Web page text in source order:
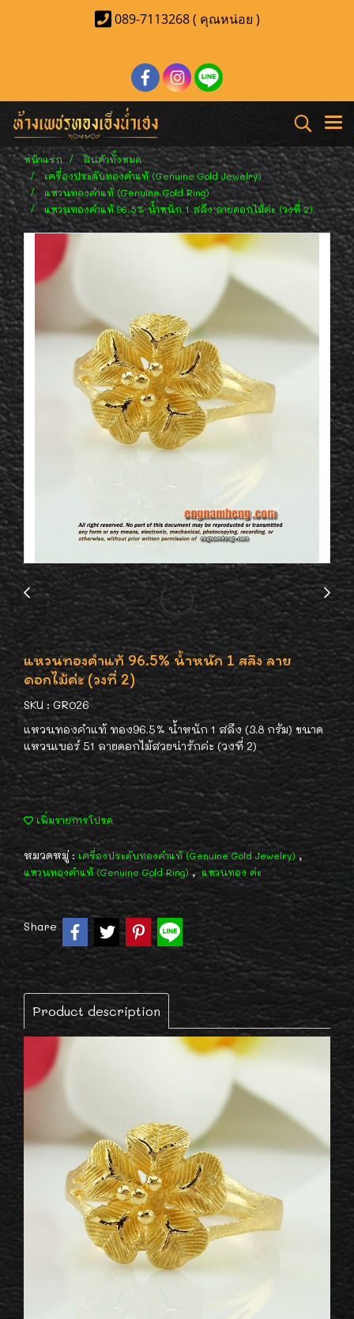
089-7113268 ( คุณหน่อย )
หน้าแรก
สินค้าทั้งหมด
เครื่องประดับทองคำแท้ (Genuine Gold Jewelry)
แหวนทองคำแท้ (Genuine Gold Ring)
แหวนทองคำแท้ 96.5% น้ำหนัก 1 สลึง ลายดอกไม้ค่ะ (วงที่ 2)
แหวนทองคำแท้ 96.5% น้ำหนัก 1 สลึง ลาย
ดอกไม้ค่ะ (วงที่ 2)
SKU : GR026
แหวนทองคำแท้ ทอง96.5% น้ำหนัก 1 สลึง (3.8 กรัม) ขนาด
แหวนเบอร์ 51 ลายดอกไม้สวยน่ารักค่ะ (วงที่ 2)
เพิ่มรายการโปรด
หมวดหมู่ : เครื่องประดับทองคำแท้ (Genuine Gold Jewelry) ,
แหวนทองคำแท้ (Genuine Gold Ring) , แหวนทอง ค่ะ
Share
Product description